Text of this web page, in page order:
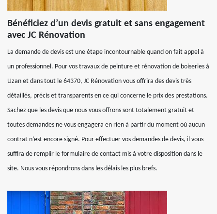
Bénéficiez d’un devis gratuit et sans engagement
avec JC Rénovation
La demande de devis est une étape incontournable quand on fait appel à
un professionnel. Pour vos travaux de peinture et rénovation de boiseries à
Uzan et dans tout le 64370, JC Rénovation vous offrira des devis très
détaillés, précis et transparents en ce qui concerne le prix des prestations.
Sachez que les devis que nous vous offrons sont totalement gratuit et
toutes demandes ne vous engagera en rien à partir du moment où aucun
contrat n’est encore signé. Pour effectuer vos demandes de devis, il vous
suffira de remplir le formulaire de contact mis à votre disposition dans le
site. Nous vous répondrons dans les délais les plus brefs.